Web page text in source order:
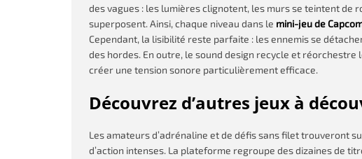
des vagues : les lumières clignotent, les murs se teintent de
superposent. Ainsi, chaque niveau dans le mini-jeu de
Cependant, la lisibilité reste parfaite : les ennemis se
des hordes. En outre, le sound design recycle et
créer une tension sonore particulièrement efficace.
Découvrez d’autres jeux à
Les amateurs d’adrénaline et de défis sans filet trouveront
d’action intenses. La plateforme regroupe des dizaines de